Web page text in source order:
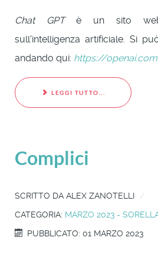
Chat GPTè un sito
sull'intelligenza artificiale. Si
andando qui: https://
LEGGI TUTTO...
Complici
SCRITTO DA ALEX ZANOTELLI
CATEGORIA: MARZO 2023 -
PUBBLICATO: 01 MARZO 2023